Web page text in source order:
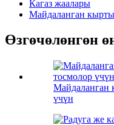
Кагаз жаалары
Майдаланган
Өзгөчөлөнгөн
Майдаланган
үчүн